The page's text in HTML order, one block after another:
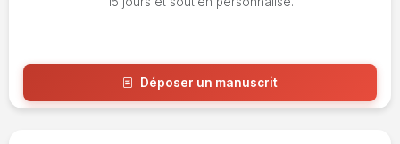
Déposer un manuscrit